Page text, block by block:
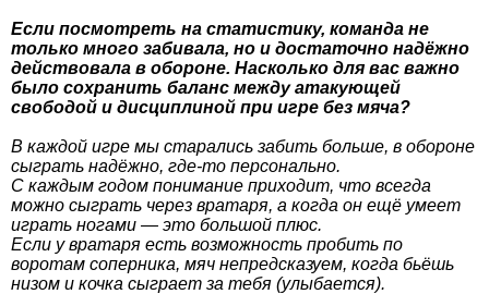
Если посмотреть на статистику, команда не
только много забивала, но и достаточно надёжно
действовала в обороне. Насколько для вас важно
было сохранить баланс между атакующей
свободой и дисциплиной при игре без мяча?
В каждой игре мы старались забить больше, в обороне
сыграть надёжно, где-то персонально.
С каждым годом понимание приходит, что всегда
можно сыграть через вратаря, а когда он ещё умеет
играть ногами — это большой плюс.
Если у вратаря есть возможность пробить по
воротам соперника, мяч непредсказуем, когда бьёшь
низом и кочка сыграет за тебя (улыбается).